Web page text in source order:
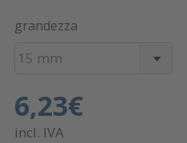
grandezza
15 mm
6,23€
incl. IVA